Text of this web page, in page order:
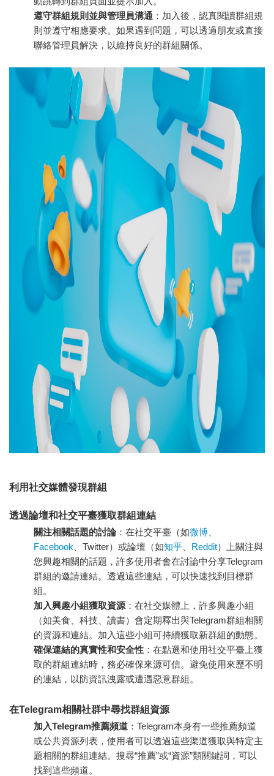
遵守群組規則並與管理員溝通 ：加入後，認真閱讀群組規
則並遵守相應要求。如果遇到問題，可以透過朋友或直接
聯絡管理員解決，以維持良好的群組關係。
利用社交媒體發現群組
透過論壇和社交平臺獲取群組連結
關注相關話題的討論：在社交平臺（如微博
Facebook 、Twitter）或論壇（如知乎 Reddit）上關注與
您興趣相關的話題，許多使用者會在討論中分享Telegram
群組的邀請連結。透過這些連結，可以快速找到目標群
組。
加入興趣小組獲取資源 ：在社交媒體上，許多興趣小組
（如美食、科技、讀書）會定期釋出與Telegram群組相關
的資源和連結。加入這些小組可持續獲取新群組的動態。
確保連結的真實性和安全性 ：在點選和使用社交平臺上獲
取的群組連結時，務必確保來源可信。避免使用來歷不明
的連結，以防資訊洩露或遭遇惡意群組。
在Telegram相關社群中尋找群組資源
加入Telegram推薦頻道 ：Telegram本身有一些推薦頻道
或公共資源列表，使用者可以透過這些渠道獲取與特定主
題相關的群組連結。搜尋“推薦”或“資源”類關鍵詞，可以
找到這些頻道。